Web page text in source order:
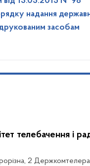
надання
засобам
телебачення і
2